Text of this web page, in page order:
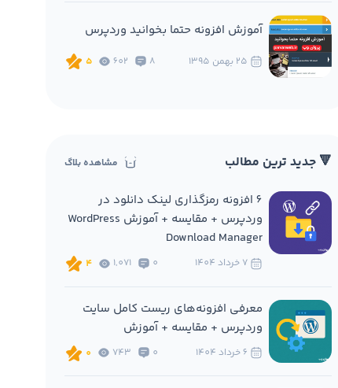
آموزش افزونه حتما بخوانید وردپرس
8
602
5
🔻 جدید ترین مطالب مشاهده بلاگ
6 افزونه‌ رمزگذاری لینک دانلود در
وردپرس + مقایسه + آموزش WordPress
Download Manager
0
1,071
4
معرفی افزونه‌های ریست کامل سایت
وردپرس + مقایسه + آموزش
0
743
0